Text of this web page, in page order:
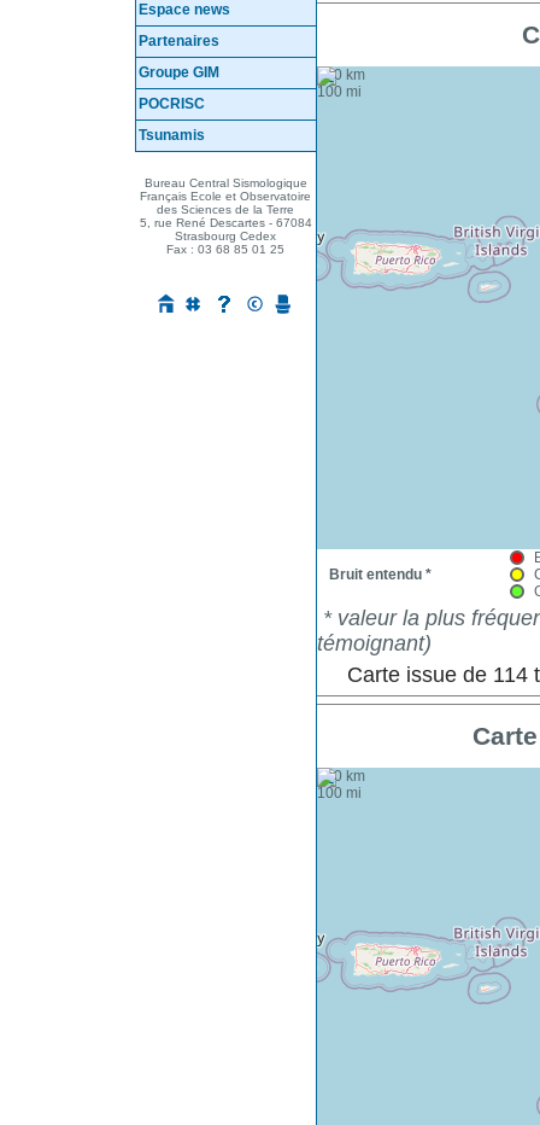
Groupe GIM
POCRISC
Tsunamis
Espace news
Partenaires
+−
100 km
100 mi
Bruit entendu *
* valeur la plus
témoignant)
Carte issue de 114
+−
100 km
100 mi
Mes questions ...
Bureau Central Sismologique
Français Ecole et Observatoire
des Sciences de la Terre
5, rue René Descartes - 67084
Strasbourg Cedex
Fax : 03 68 85 01 25